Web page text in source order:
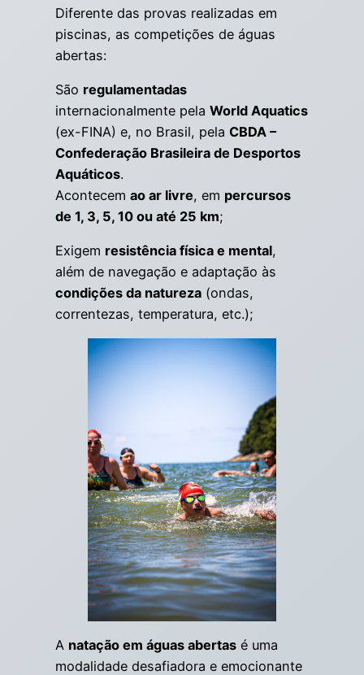
Diferente das provas realizadas em
piscinas, as competições de águas
abertas:
São regulamentadas
internacionalmente pela World Aquatics
(ex-FINA) e, no Brasil, pela CBDA –
Confederação Brasileira de Desportos
Aquáticos.
Acontecem ao ar livre, em percursos
de 1, 3, 5, 10 ou até 25 km;
Exigem resistência física e mental,
além de navegação e adaptação às
condições da natureza (ondas,
correntezas, temperatura, etc.);
A natação em águas abertas é uma
modalidade desafiadora e emocionante